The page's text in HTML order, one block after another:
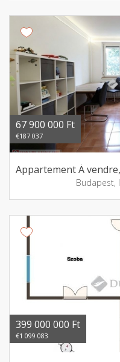
67 900 000 Ft
€187 037
Budapest,
399 000 000 Ft
€1 099 083